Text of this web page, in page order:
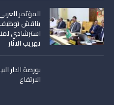
المؤتمر
يناقش توظيف
استرشادي
تهريب الآثار
بورصة الدار
الارتفاع